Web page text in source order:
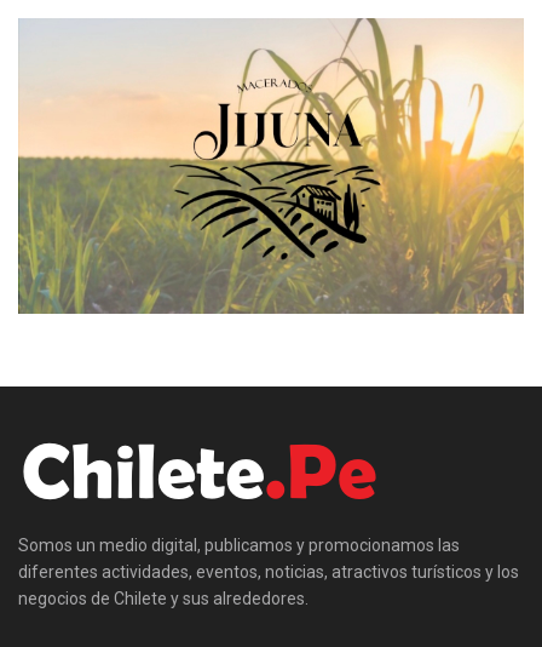
Somos un medio digital, publicamos y promocionamos las
diferentes actividades, eventos, noticias, atractivos turísticos y los
negocios de Chilete y sus alrededores.